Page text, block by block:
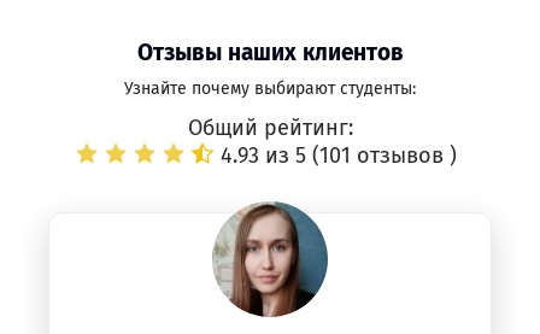
Отзывы наших клиентов
Узнайте почему выбирают студенты:
Общий рейтинг:
4.93 из 5 (101 отзывов )